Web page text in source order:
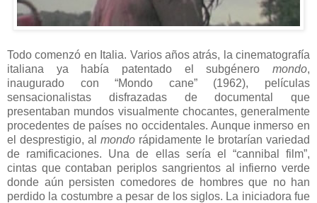
Todo comenzó en Italia. Varios años atrás, la cinematografía
italiana ya había patentado el subgénero mondo,
inaugurado con “Mondo cane” (1962), películas
sensacionalistas disfrazadas de documental que
presentaban mundos visualmente chocantes, generalmente
procedentes de países no occidentales. Aunque inmerso en
el desprestigio, al mondo rápidamente le brotarían variedad
de ramificaciones. Una de ellas sería el “cannibal film”,
cintas que contaban periplos sangrientos al infierno verde
donde aún persisten comedores de hombres que no han
perdido la costumbre a pesar de los siglos. La iniciadora fue